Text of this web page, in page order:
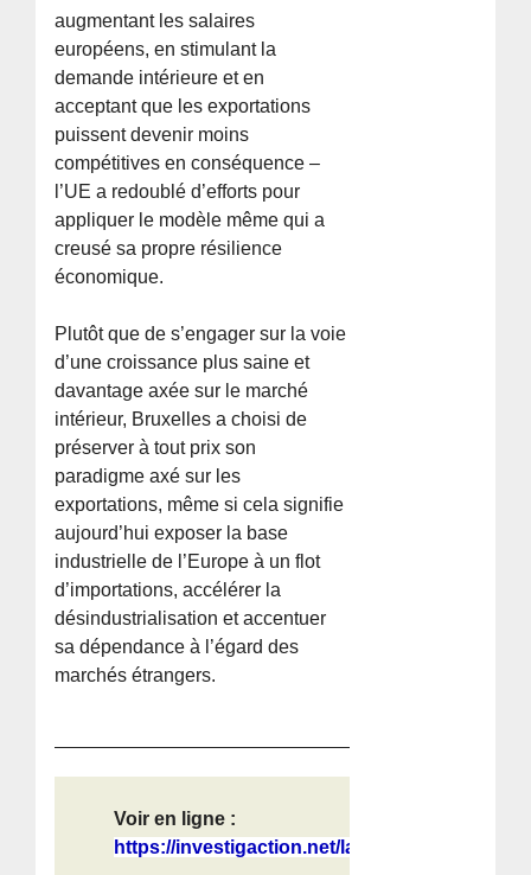
augmentant les salaires
européens, en stimulant la
demande intérieure et en
acceptant que les exportations
puissent devenir moins
compétitives en conséquence –
l’UE a redoublé d’efforts pour
appliquer le modèle même qui a
creusé sa propre résilience
économique.
Plutôt que de s’engager sur la voie
d’une croissance plus saine et
davantage axée sur le marché
intérieur, Bruxelles a choisi de
préserver à tout prix son
paradigme axé sur les
exportations, même si cela signifie
aujourd’hui exposer la base
industrielle de l’Europe à un flot
d’importations, accélérer la
désindustrialisation et accentuer
sa dépendance à l’égard des
marchés étrangers.
Voir en ligne :
https://investigaction.net/laccord-...